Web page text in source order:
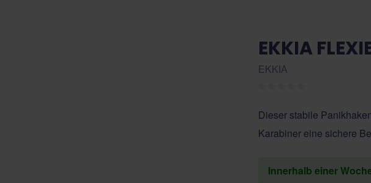
EKKIA
EKKIA
Dieser stabile
Karabiner eine sichere
Innerhalb einer